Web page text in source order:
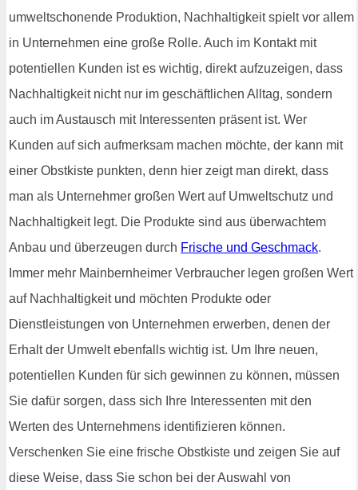
umweltschonende Produktion, Nachhaltigkeit spielt vor allem
in Unternehmen eine große Rolle. Auch im Kontakt mit
potentiellen Kunden ist es wichtig, direkt aufzuzeigen, dass
Nachhaltigkeit nicht nur im geschäftlichen Alltag, sondern
auch im Austausch mit Interessenten präsent ist. Wer
Kunden auf sich aufmerksam machen möchte, der kann mit
einer Obstkiste punkten, denn hier zeigt man direkt, dass
man als Unternehmer großen Wert auf Umweltschutz und
Nachhaltigkeit legt. Die Produkte sind aus überwachtem
Anbau und überzeugen durch Frische und Geschmack.
Immer mehr Mainbernheimer Verbraucher legen großen Wert
auf Nachhaltigkeit und möchten Produkte oder
Dienstleistungen von Unternehmen erwerben, denen der
Erhalt der Umwelt ebenfalls wichtig ist. Um Ihre neuen,
potentiellen Kunden für sich gewinnen zu können, müssen
Sie dafür sorgen, dass sich Ihre Interessenten mit den
Werten des Unternehmens identifizieren können.
Verschenken Sie eine frische Obstkiste und zeigen Sie auf
diese Weise, dass Sie schon bei der Auswahl von